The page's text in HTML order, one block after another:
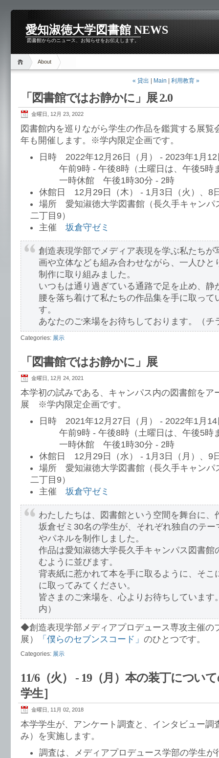
愛知淑徳大学図書館 NEWS
図書館からのニュース、お知らせをお伝えします。
About
« 貸出 Main 利用教育 »
「図書館ではお静かに」展 2.0
金曜日, 12月 23, 2022
図書館内を巡りながら学生の作品を鑑賞する展覧
年も開催します。※学内限定企画です。
日時 2022年12月26日（月） - 2023年1月12
午前9時 - 午後8時（土曜日は、午後5時
一時休館 午後1時30分 - 2時
休館日 12月29日（木） - 1月3日（火）、8
場所 愛知淑徳大学図書館（長久手キャン
二丁目9）
主催 坂倉守ゼミ
創造表現学部でメディア表現を学ぶ私たちが
画や立体なども組み合わせながら、一人ひと
制作に取り組みました。
いつもは通り過ぎている通路で足を止め、静
腰を落ち着けて私たちの作品集を手に取って
す。
あなたのご来場をお待ちしております。（チ
Categories: 展示
「図書館ではお静かに」展
金曜日, 12月 24, 2021
本学初の試みである、キャンパス内の図書館をア
展 ※学内限定企画です。
日時 2021年12月27日（月） - 2022年1月14
午前9時 - 午後8時（土曜日は、午後5時
一時休館 午後1時30分 - 2時
休館日 12月29日（水） - 1月3日（月）、9
場所 愛知淑徳大学図書館（長久手キャン
二丁目9）
主催 坂倉守ゼミ
わたしたちは、図書館という空間を舞台に、
坂倉ゼミ30名の学生が、それぞれ独自のテ
やパネルを制作しました。
作品は愛知淑徳大学長久手キャンパス図書館
むように並びます。
背表紙に惹かれて本を手に取るように、そこ
に取ってみてください。
皆さまのご来場を、心よりお待ちしています
内）
◆創造表現学部メディアプロデュース専攻主催の
展）
「僕らのセブンスコード」 のひとつです。
Categories: 展示
11/6（火） - 19（月）本の装丁につい
学生］
金曜日, 11月 02, 2018
本学学生が、アンケート調査と、インタビュー調
み）を実施します。
調査は、メディアプロデュース学部の学生が